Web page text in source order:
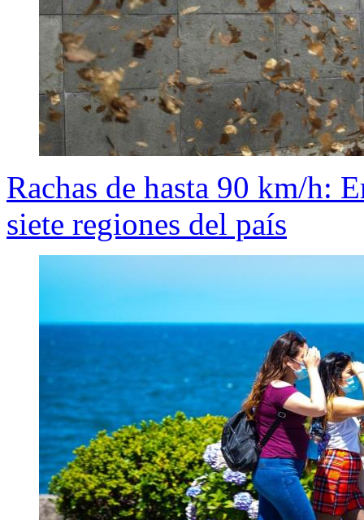
Rachas de hasta 90 km/h:
siete regiones del país